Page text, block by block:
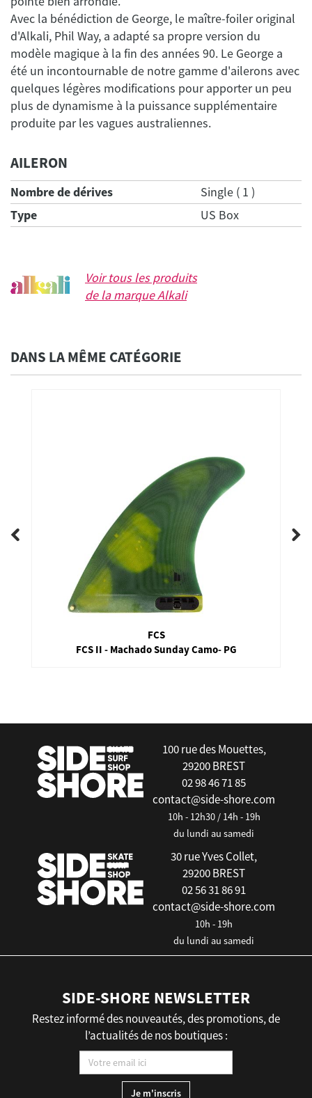
Avec la bénédiction de George, le maître-foiler original
d'Alkali, Phil Way, a adapté sa propre version du
modèle magique à la fin des années 90. Le George a
été un incontournable de notre gamme d'ailerons avec
quelques légères modifications pour apporter un peu
plus de dynamisme à la puissance supplémentaire
produite par les vagues australiennes.
AILERON
Nombre de dérives
Single ( 1 )
Type
US Box
Voir tous les produits
de la marqueAlkali
DANS LA MÊME CATÉGORIE
S-Wings Fins
SW 500 - Verte - F.C.S
100 rue des Mouettes,
29200 BREST
02 98 46 71 85
contact@side-shore.com
10h - 12h30 / 14h - 19h
du lundi au samedi
30 rue Yves Collet,
29200 BREST
02 56 31 86 91
contact@side-shore.com
10h - 19h
du lundi au samedi
SIDE-SHORE NEWSLETTER
Restez informé des nouveautés, des promotions, de
l’actualités de nos boutiques :